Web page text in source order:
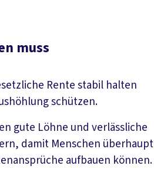
muss
Rente stabil halten
schützen.
gute Löhne und verlässliche
damit Menschen überhaupt
aufbauen können.